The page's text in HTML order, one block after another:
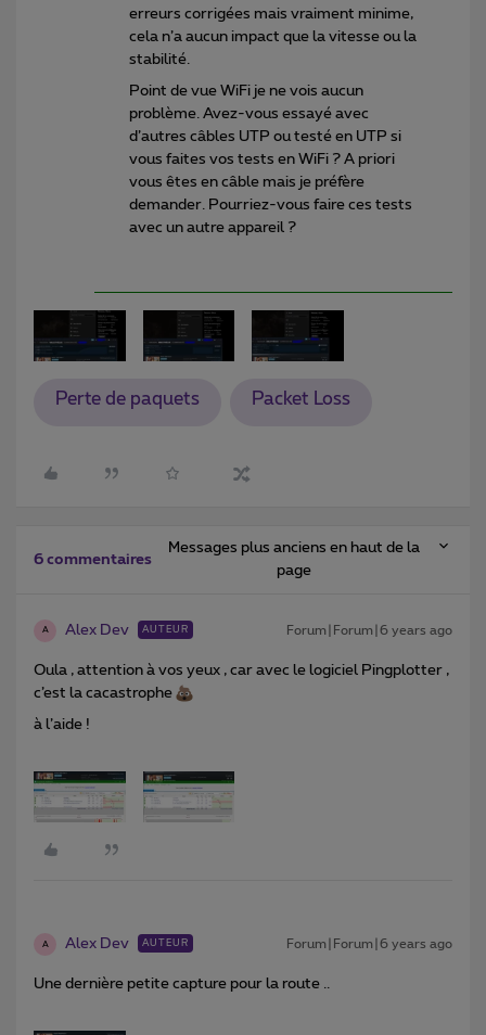
erreurs corrigées mais vraiment minime,
cela n’a aucun impact que la vitesse ou la
stabilité.
Point de vue WiFi je ne vois aucun
problème. Avez-vous essayé avec
d’autres câbles UTP ou testé en UTP si
vous faites vos tests en WiFi ? A priori
vous êtes en câble mais je préfère
demander. Pourriez-vous faire ces tests
avec un autre appareil ?
Perte de paquets Packet Loss
6 commentaires
Messages plus anciens en haut de la
page
A Alex Dev AUTEUR Forum|Forum|6 years ago
Oula , attention à vos yeux , car avec le logiciel Pingplotter ,
c’est la cacastrophe
à l’aide !
A Alex Dev AUTEUR Forum|Forum|6 years ago
Une dernière petite capture pour la route ..